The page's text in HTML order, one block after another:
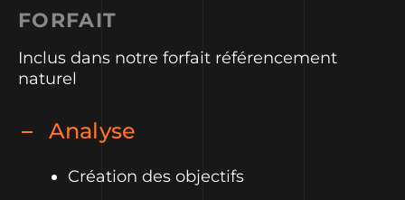
FORFAIT
Inclus dans notre forfait référencement
naturel
Analyse
Création des objectifs